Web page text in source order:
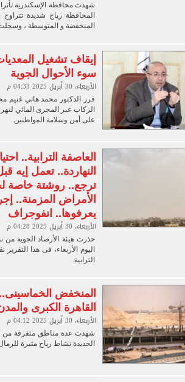
شهدت محافظة الإسكندرية
المنخفضة و المتوسطة ، وسجلت عروس
إيقاف تشغيل
سوء الأحوال الجوية
الأربعاء، 30 أبريل 2025 04:33 م
قرر الدكتور محمد هاني غنيم
الركاب عبر المجرى المائي
على أمن وسلامة المواطنين.
العاصفة الترابية..
النهاردة.. تعمل إيه
ترجع.. روشتة خاصة
الأمراض المزمنة..
يعرفوها.. انفوجراف
الأربعاء، 30 أبريل 2025 04:28 م
حذرت هيئة الأرصاد الجوية من
اليوم الأربعاء، فى هذا
الترابية.
المنخفض
القاهرة الكبرى
الأربعاء، 30 أبريل 2025 04:12 م
شهدت عدة مناطق متفرقة من
الجديدة نشاط رياح مثيرة